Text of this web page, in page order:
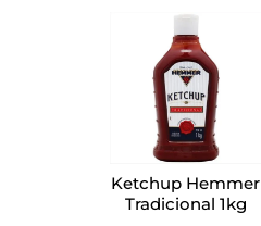
Ketchup Hemmer
Tradicional 1kg